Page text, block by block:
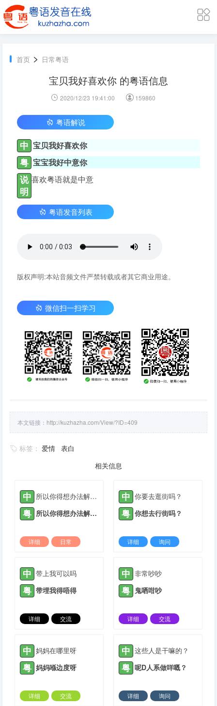
首页 > 日常粤语
宝贝我好喜欢你 的粤语信息
2020/12/23 19:41:00 159860
粤语解说
中 宝贝我好喜欢你
粤 宝宝我好中意你
说
明
喜欢粤语就是中意
粤语发音列表
版权声明:本站音频文件严禁转载或者其它商业用途。
微信扫一扫学习
本文链接： http://kuzhazha.com/View/?ID=409
标签： 爱情 表白
相关信息
中 所以你得想办法解决这个问题
粤 所以你得想办法解决呢个问题
详细
日常
中 你要去逛街吗？
粤 你想去行街吗？
详细
询问
中 带上我可以吗
粤 带埋我得唔得
详细
交流
中 非常吵吵
粤 鬼哂咁吵
详细
交流
中 妈妈在哪里呀
粤 妈妈喺边度呀
详细
交流
中 这些人是干嘛的？
粤 呢D人系做咩嘅？
详细
询问